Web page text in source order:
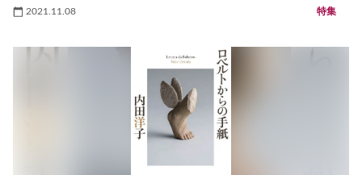
2021.11.08 特集